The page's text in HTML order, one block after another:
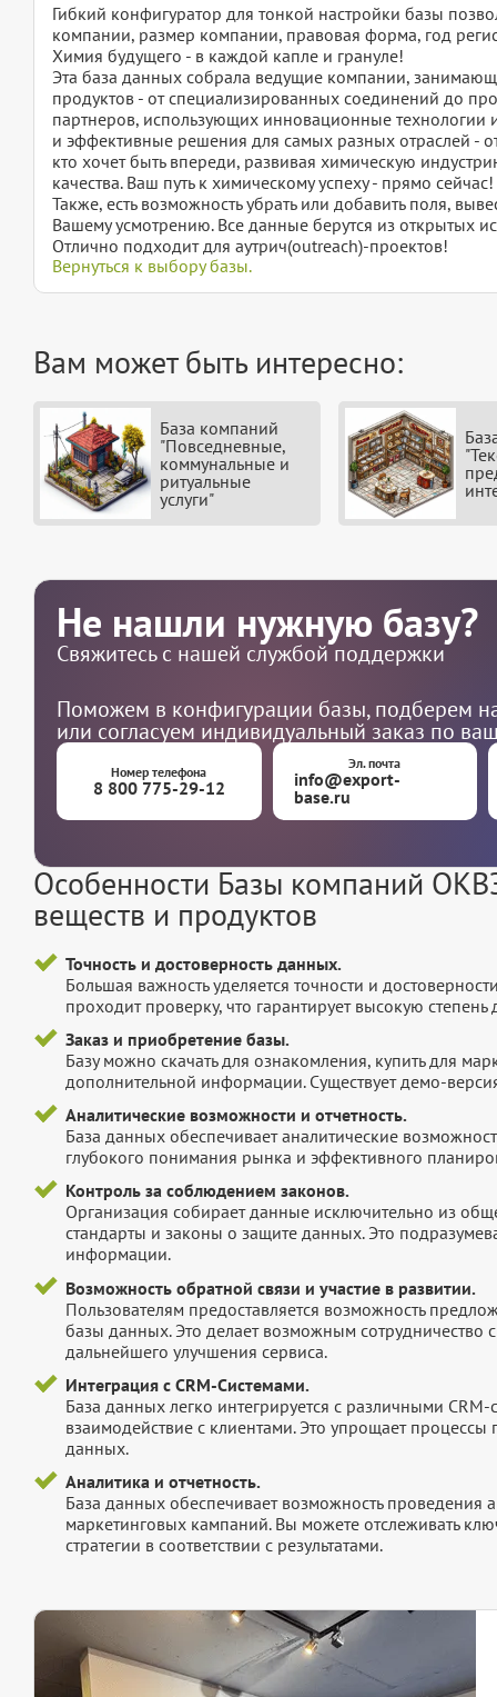
Гибкий конфигуратор для тонкой настройки базы
компании, размер компании, правовая форма, год
Химия будущего - в каждой капле и грануле!
Эта база данных собрала ведущие компании,
продуктов - от специализированных соединений до
партнеров, использующих инновационные технологии
и эффективные решения для самых разных отраслей -
кто хочет быть впереди, развивая химическую
качества. Ваш путь к химическому успеху - прямо сейчас!
Также, есть возможность убрать или добавить поля,
Вашему усмотрению. Все данные берутся из открытых
Отлично подходит для аутрич(outreach)-проектов!
Вернуться к выбору базы.
Вам может быть интересно:
База компаний
"Повседневные,
коммунальные и
ритуальные
услуги"
Не нашли нужную базу?
Свяжитесь с нашей службой поддержки
Поможем в конфигурации базы, подберем
или согласуем индивидуальный заказ по
Номер телефона
8 800 775-29-12
Эл. почта
info@export-
base.ru
Особенности Базы компаний
веществ и продуктов
Точность и достоверность данных.
Большая важность уделяется точности и
проходит проверку, что гарантирует высокую
Заказ и приобретение базы.
Базу можно скачать для ознакомления, купить для
дополнительной информации. Существует демо-
Аналитические возможности и отчетность.
База данных обеспечивает аналитические
глубокого понимания рынка и эффективного
Контроль за соблюдением законов.
Организация собирает данные исключительно из
стандарты и законы о защите данных. Это
информации.
Возможность обратной связи и участие в развитии.
Пользователям предоставляется возможность
базы данных. Это делает возможным сотрудничество
дальнейшего улучшения сервиса.
Интеграция с CRM-Системами.
База данных легко интегрируется с различными
взаимодействие с клиентами. Это упрощает
данных.
Аналитика и отчетность.
База данных обеспечивает возможность проведения
маркетинговых кампаний. Вы можете отслеживать
стратегии в соответствии с результатами.